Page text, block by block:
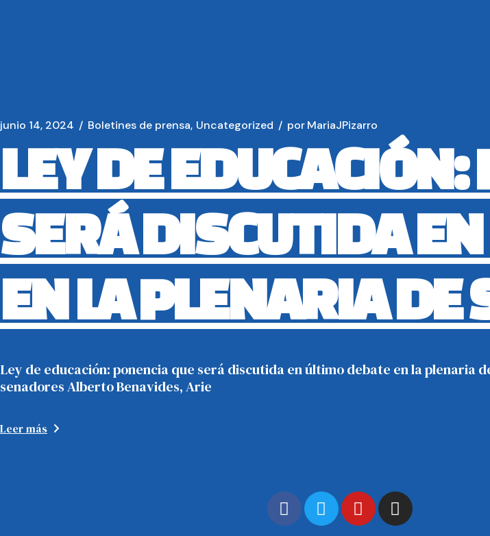
junio 14, 2024 Boletines de prensa Uncategorized porMariaJPizarro
LEY DE
SERÁ DISCUTIDA
EN LA PLENARIA DE
Ley de educación: ponencia que será discutida en último debate en la plenaria
senadores Alberto Benavides, Arie
Leer más